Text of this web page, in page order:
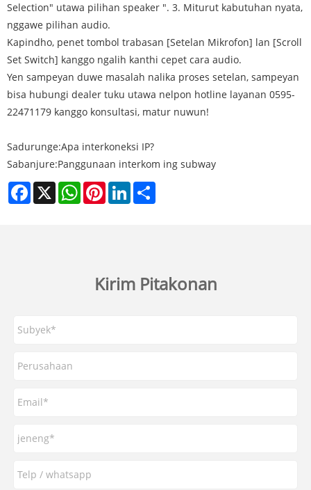
Selection" utawa pilihan speaker ". 3. Miturut kabutuhan nyata,
nggawe pilihan audio.
Kapindho, penet tombol trabasan [Setelan Mikrofon] lan [Scroll
Set Switch] kanggo ngalih kanthi cepet cara audio.
Yen sampeyan duwe masalah nalika proses setelan, sampeyan
bisa hubungi dealer tuku utawa nelpon hotline layanan 0595-
22471179 kanggo konsultasi, matur nuwun!
Sadurunge:Apa interkoneksi IP?
Sabanjure:Panggunaan interkom ing subway
Facebook
X WhatsAppPinterestLinkedIn
Kirim Pitakonan